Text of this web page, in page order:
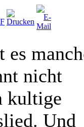
es
nicht
kultige
Und